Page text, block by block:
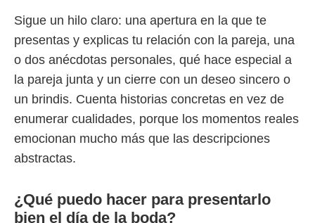
Sigue un hilo claro: una apertura en la que te
presentas y explicas tu relación con la pareja, una
o dos anécdotas personales, qué hace especial a
la pareja junta y un cierre con un deseo sincero o
un brindis. Cuenta historias concretas en vez de
enumerar cualidades, porque los momentos reales
emocionan mucho más que las descripciones
abstractas.
¿Qué puedo hacer para presentarlo
bien el día de la boda?